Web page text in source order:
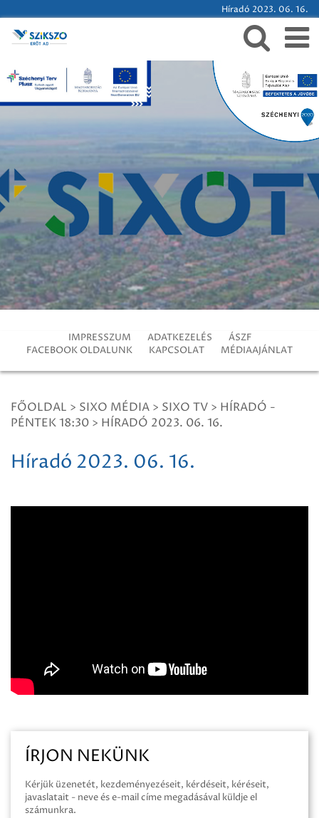
Híradó 2023. 06. 16.
IMPRESSZUM ADATKEZELÉS
ÁSZF
FACEBOOK OLDALUNK
KAPCSOLAT MÉDIAAJÁNLAT
FŐOLDAL > SIXO MÉDIA > SIXO TV > HÍRADÓ -
PÉNTEK 18:30 > HÍRADÓ 2023. 06. 16.
Híradó 2023. 06. 16.
ÍRJON NEKÜNK
Kérjük üzenetét, kezdeményezéseit, kérdéseit, kéréseit,
javaslatait - neve és e-mail címe megadásával küldje el
számunkra.